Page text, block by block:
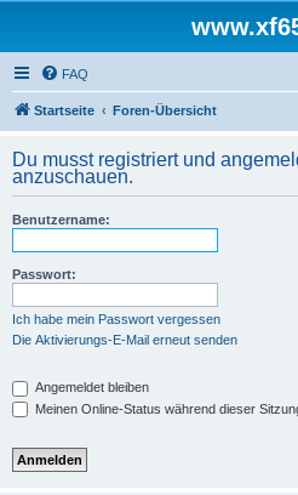
FAQ
Startseite Foren-Übersicht
Du musst registriert und
anzuschauen.
Benutzername:
Passwort:
Ich habe mein Passwort vergessen
Die Aktivierungs-E-Mail erneut senden
Angemeldet bleiben
Meinen Online-Status während dieser